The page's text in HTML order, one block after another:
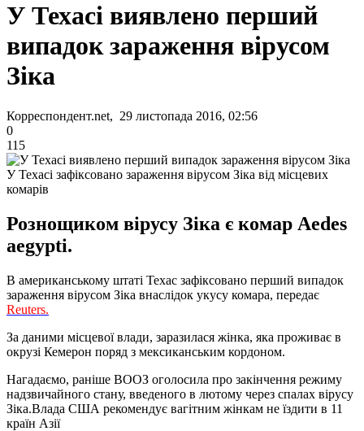
У Техасі виявлено перший
випадок зараження вірусом
Зіка
Корреспондент.net, 29 листопада 2016, 02:56
0
115
У Техасі зафіксовано зараження вірусом Зіка від місцевих
комарів
Рознощиком вірусу Зіка є комар Aedes
aegypti.
В американському штаті Техас зафіксовано перший випадок
зараження вірусом Зіка внаслідок укусу комара, передає
Reuters.
За даними місцевої влади, заразилася жінка, яка проживає в
окрузі Кемерон поряд з мексиканським кордоном.
Нагадаємо, раніше ВООЗ оголосила про закінчення режиму
надзвичайного стану, введеного в лютому через спалах вірусу
Зіка.Влада США рекомендує вагітним жінкам не їздити в 11
країн Азії